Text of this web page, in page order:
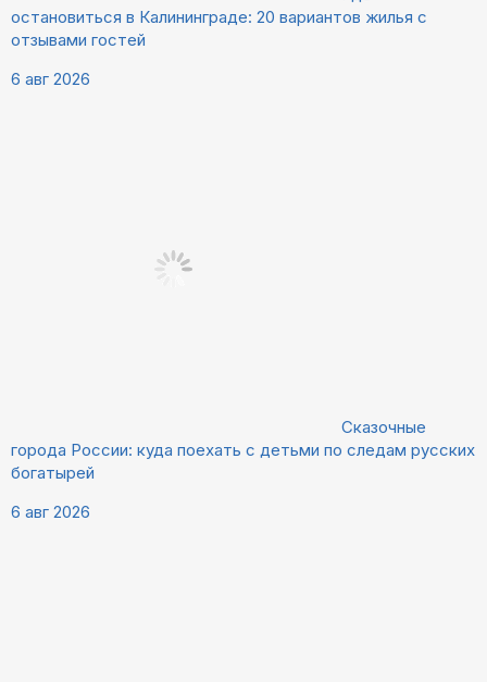
остановиться в Калининграде: 20 вариантов жилья с
отзывами гостей
6 авг 2026
Сказочные
города России: куда поехать с детьми по следам русских
богатырей
6 авг 2026